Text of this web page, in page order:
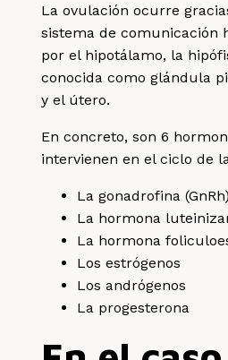
La ovulación ocurre
sistema de comunicación
por el hipotálamo, la
conocida como glándula
y el útero.
En concreto, son 6
intervienen en el ciclo de
La gonadrofina (GnRh)
La hormona
La hormona
Los estrógenos
Los andrógenos
La progesterona